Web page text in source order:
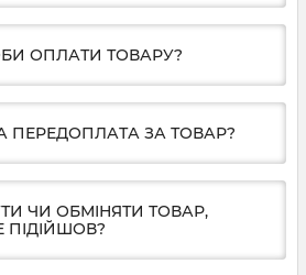
ОПЛАТИ ТОВАРУ?
ПЕРЕДОПЛАТА ЗА ТОВАР?
ЧИ ОБМІНЯТИ ТОВАР,
ПІДІЙШОВ?